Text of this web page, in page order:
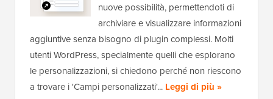
nuove possibilità, permettendoti di
archiviare e visualizzare informazioni
aggiuntive senza bisogno di plugin complessi. Molti
utenti WordPress, specialmente quelli che esplorano
le personalizzazioni, si chiedono perché non riescono
a trovare i 'Campi personalizzati'... Leggi di più »